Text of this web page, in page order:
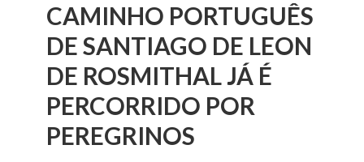
CAMINHO PORTUGUÊS
DE SANTIAGO DE LEON
DE ROSMITHAL JÁ É
PERCORRIDO POR
PEREGRINOS